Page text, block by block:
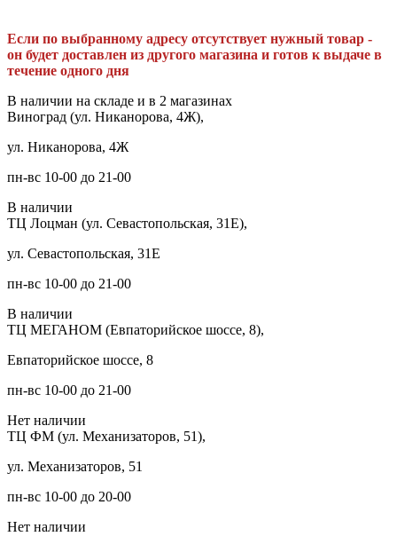
Если по выбранному адресу отсутствует нужный товар -
он будет доставлен из другого магазина и готов к выдаче в
течение одного дня
В наличии на складе и в 2 магазинах
Виноград (ул. Никанорова, 4Ж),
ул. Никанорова, 4Ж
пн-вс 10-00 до 21-00
В наличии
ТЦ Лоцман (ул. Севастопольская, 31Е),
ул. Севастопольская, 31Е
пн-вс 10-00 до 21-00
В наличии
ТЦ МЕГАНОМ (Евпаторийское шоссе, 8),
Евпаторийское шоссе, 8
пн-вс 10-00 до 21-00
Нет наличии
ТЦ ФМ (ул. Механизаторов, 51),
ул. Механизаторов, 51
пн-вс 10-00 до 20-00
Нет наличии